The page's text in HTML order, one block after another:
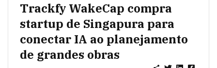
Trackfy WakeCap compra
startup de Singapura para
conectar IA ao planejamento
de grandes obras